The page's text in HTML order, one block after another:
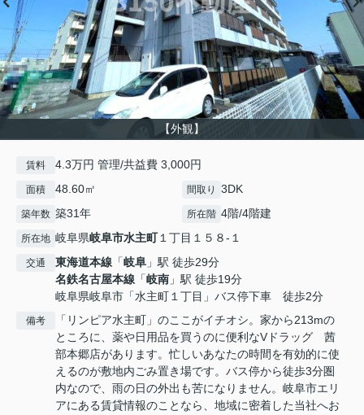
【外観】
賃料 4.3万円 管理/共益費 3,000円
面積 48.60㎡ 間取り 3DK
築年数 築31年 所在階 4階/4階建
所在地 岐阜県岐阜市水主町１丁目１５８-１
交通 東海道本線 「岐阜 」駅 徒歩29分
名鉄名古屋本線 「岐南 」駅 徒歩19分
岐阜県岐阜市「水主町１丁目」バス停下車 徒歩2分
備考
「リンピア水主町」のここがイチオシ。家から213mの
ところに、薬や日用品を買うのに便利なVドラッグ 茜
部本郷店があります。忙しいあなたの時間を有効的に使
えるのが敷地内ごみ置き場です。バス停から徒歩3分圏
内なので、雨の日の外出も苦になりません。岐阜市エリ
アにある賃貸情報のことなら、地域に密着した当社へお